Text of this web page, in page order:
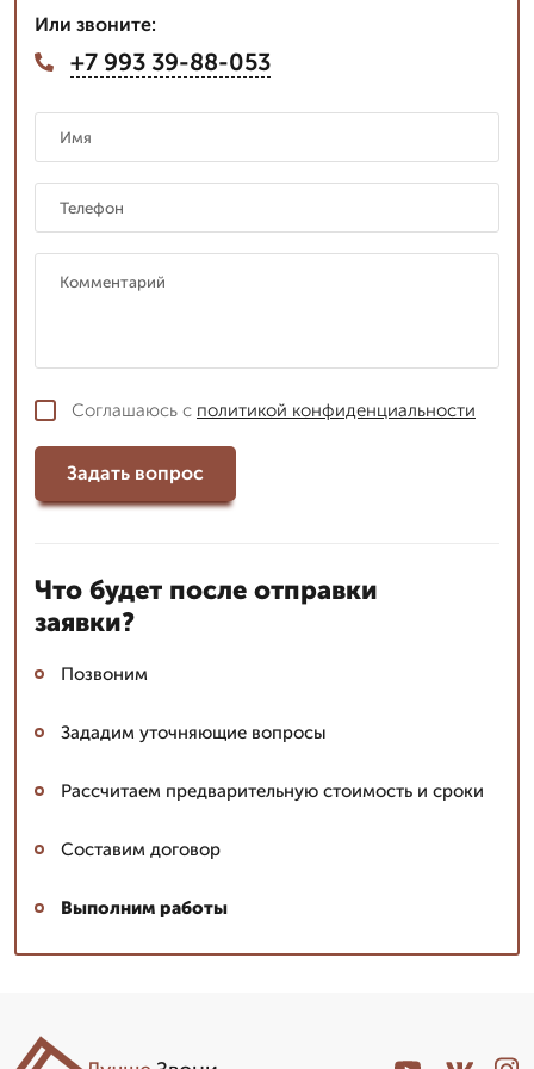
Или звоните:
+7 993 39-88-053
Соглашаюсь с политикой конфиденциальности
Задать вопрос
Что будет после отправки
заявки?
Позвоним
Зададим уточняющие вопросы
Рассчитаем предварительную стоимость и сроки
Составим договор
Выполним работы